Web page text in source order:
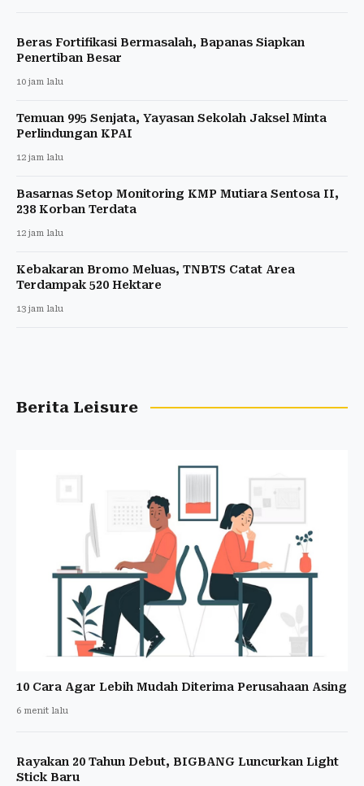
Beras Fortifikasi Bermasalah, Bapanas Siapkan
Penertiban Besar
10 jam lalu
Temuan 995 Senjata, Yayasan Sekolah Jaksel Minta
Perlindungan KPAI
12 jam lalu
Basarnas Setop Monitoring KMP Mutiara Sentosa II,
238 Korban Terdata
12 jam lalu
Kebakaran Bromo Meluas, TNBTS Catat Area
Terdampak 520 Hektare
13 jam lalu
Berita Leisure
10 Cara Agar Lebih Mudah Diterima Perusahaan Asing
6 menit lalu
Rayakan 20 Tahun Debut, BIGBANG Luncurkan Light
Stick Baru